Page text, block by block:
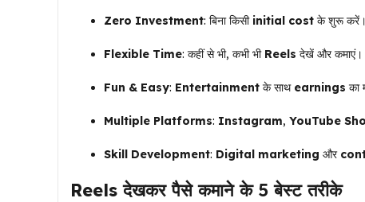
Zero Investment: बिना किसी initial cost के शुरू करें।
Flexible Time: कहीं से भी, कभी भी Reels देखें और कमाएं।
Fun & Easy: Entertainment के साथ earnings का
Multiple Platforms: Instagram, YouTube
Skill Development: Digital marketing और
Reels देखकर पैसे कमाने के 5 बेस्ट तरीके